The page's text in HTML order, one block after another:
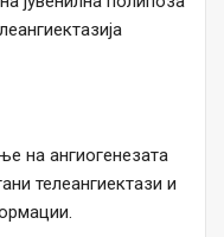
на ангиогенезата
телеангиектази и